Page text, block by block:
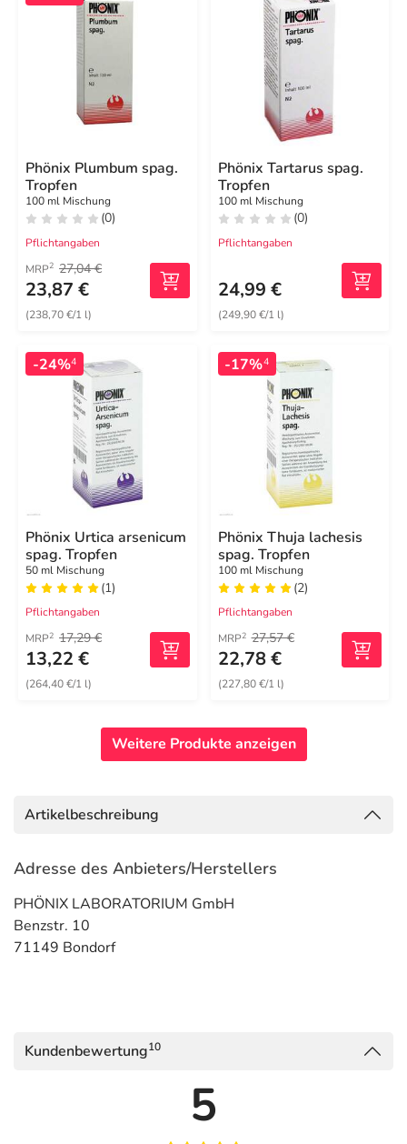
Phönix Plumbum spag.
Tropfen
100 ml Mischung
(0)
Pflichtangaben
MRP2 27,04 €
23,87 €
(238,70 €/1 l)
Phönix Tartarus spag.
Tropfen
100 ml Mischung
(0)
Pflichtangaben
24,99 €
(249,90 €/1 l)
-24%4
Phönix Urtica arsenicum
spag. Tropfen
50 ml Mischung
(1)
Pflichtangaben
MRP2 17,29 €
13,22 €
(264,40 €/1 l)
-17%4
Phönix Thuja lachesis
spag. Tropfen
100 ml Mischung
(2)
Pflichtangaben
MRP2 27,57 €
22,78 €
(227,80 €/1 l)
Weitere Produkte anzeigen
Artikelbeschreibung
Adresse des Anbieters/Herstellers
PHÖNIX LABORATORIUM GmbH
Benzstr. 10
71149 Bondorf
Kundenbewertung10
5